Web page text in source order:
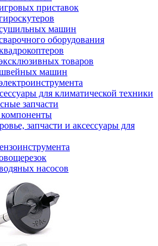
приставок
сушильных машин
оборудования
товаров
швейных машин
для климатической техники
запчасти
запчасти и аксессуары для
насосов